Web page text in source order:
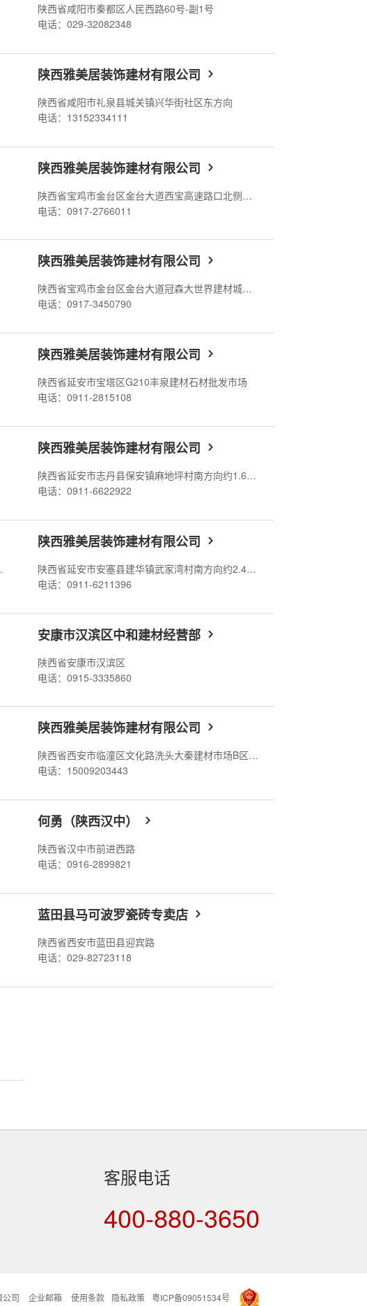
陕西省咸阳市秦都区人民西路60号-副1号
电话：029-32082348
陕西雅美居装饰建材有限公司
陕西省咸阳市礼泉县城关镇兴华街社区东方向
电话：13152334111
陕西雅美居装饰建材有限公司
陕西省宝鸡市金台区金台大道西宝高速路口北侧国艺家居建材城
电话：0917-2766011
陕西雅美居装饰建材有限公司
陕西省宝鸡市金台区金台大道冠森大世界建材城马可波罗瓷砖
电话：0917-3450790
陕西雅美居装饰建材有限公司
陕西省延安市宝塔区G210丰泉建材石材批发市场
电话：0911-2815108
陕西雅美居装饰建材有限公司
陕西省延安市志丹县保安镇麻地坪村南方向约1.61公里
电话：0911-6622922
北方向
陕西雅美居装饰建材有限公司
陕西省延安市安塞县建华镇武家湾村南方向约2.47公里
电话：0911-6211396
安康市汉滨区中和建材经营部
陕西省安康市汉滨区
电话：0915-3335860
陕西雅美居装饰建材有限公司
陕西省西安市临潼区文化路洗头大秦建材市场B区3排1-6号
电话：15009203443
何勇（陕西汉中）
陕西省汉中市前进西路
电话：0916-2899821
蓝田县马可波罗瓷砖专卖店
陕西省西安市蓝田县迎宾路
电话：029-82723118
客服电话
400-880-3650
司 企业邮箱 使用条款 隐私政策 粤ICP备09051534号